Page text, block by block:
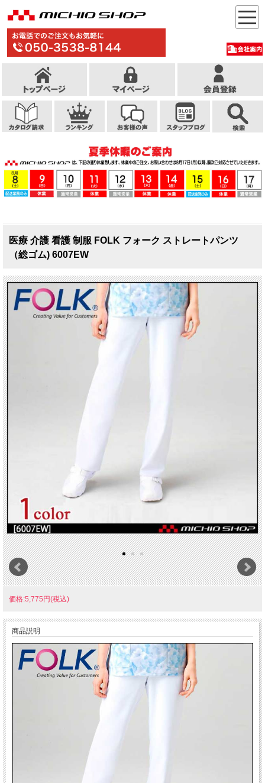
医療 介護 看護 制服 FOLK フォーク ストレートパンツ
（総ゴム) 6007EW
価格:5,775円(税込)
商品説明